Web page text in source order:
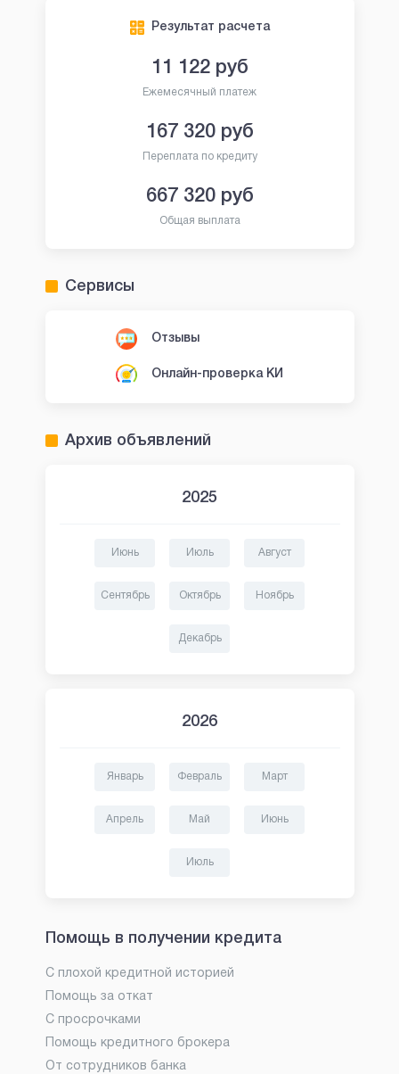
Результат расчета
11 122руб
Ежемесячный платеж
167 320руб
Переплата по кредиту
667 320руб
Общая выплата
Сервисы
Отзывы
Онлайн-проверка КИ
Архив объявлений
2025
Июнь Июль Август
Сентябрь Октябрь Ноябрь
Декабрь
2026
Январь Февраль Март
Апрель Май Июнь
Июль
Помощь в получении кредита
С плохой кредитной историей
Помощь за откат
С просрочками
Помощь кредитного брокера
От сотрудников банка